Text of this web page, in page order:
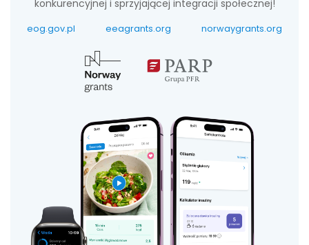
konkurencyjnej i sprzyjającej integracji społecznej!
eog.gov.pl eeagrants.org norwaygrants.org